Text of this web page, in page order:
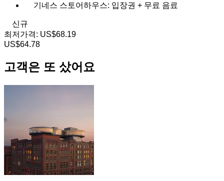
기네스 스토어하우스: 입장권 + 무료 음료
신규
최저가격: US$68.19
US$64.78
고객은 또 샀어요